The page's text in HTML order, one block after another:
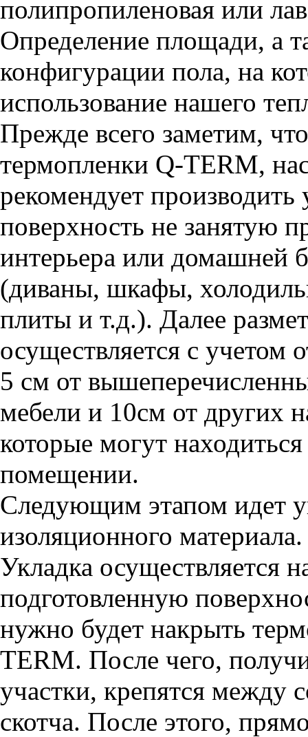
полипропиленовая или
Определение площади, а
конфигурации пола, на
использование нашего
Прежде всего заметим,
термопленки Q-TERM,
рекомендует производить
поверхность не занятую
интерьера или домашней
(диваны, шкафы,
плиты и т.д.). Далее
осуществляется с учетом
5 см от
мебели и 10см от других
которые могут
помещении.
Следующим этапом идет
изоляционного материала.
Укладка осуществляется
подготовленную
нужно будет накрыть
TERM. После чего,
участки, крепятся между
скотча. После этого,